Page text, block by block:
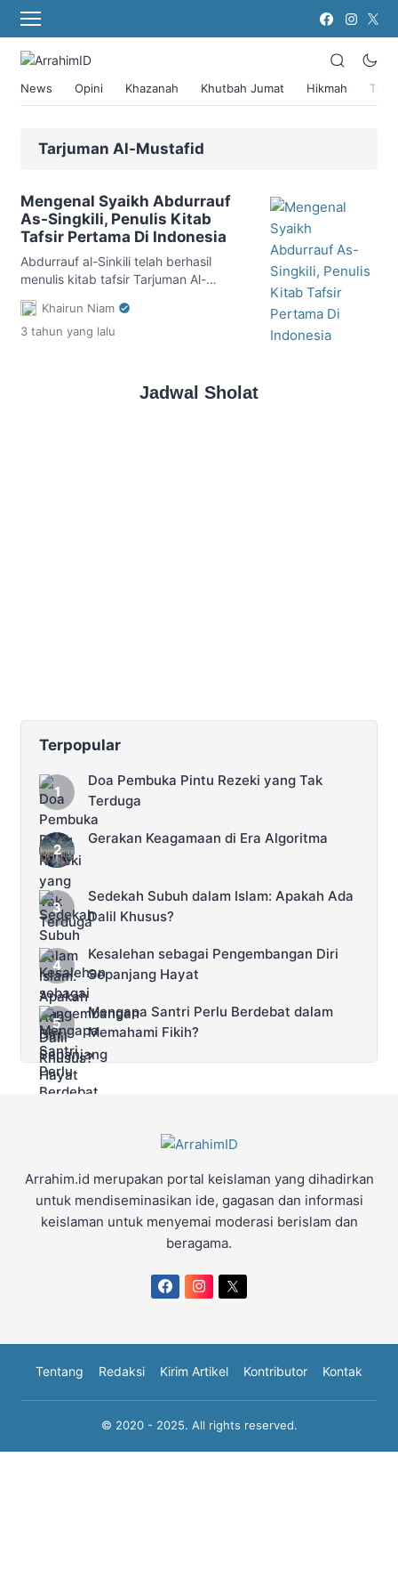
News Opini Khazanah Khutbah Jumat Hikmah
Tarjuman Al-Mustafid
Mengenal Syaikh Abdurrauf
As-Singkili, Penulis Kitab
Tafsir Pertama Di Indonesia
Abdurrauf al-Sinkili telah berhasil
menulis kitab tafsir Tarjuman Al-
Mustafid yang merupakan kitab tafsir
30 Juz pertama di Nusantara
berbahasa Melayu-Jawi.
Khairun Niam
3 tahun yang lalu
Jadwal Sholat
Terpopular
Doa Pembuka Pintu Rezeki yang Tak
Terduga
Gerakan Keagamaan di Era Algoritma
Sedekah Subuh dalam Islam: Apakah Ada
Dalil Khusus?
Kesalehan sebagai Pengembangan Diri
Sepanjang Hayat
Mengapa Santri Perlu Berdebat dalam
Memahami Fikih?
Arrahim.id merupakan portal keislaman yang dihadirkan
untuk mendiseminasikan ide, gagasan dan informasi
keislaman untuk menyemai moderasi berislam dan
beragama.
Tentang Redaksi Kirim Artikel Kontributor Kontak
© 2020 - 2025. All rights reserved.